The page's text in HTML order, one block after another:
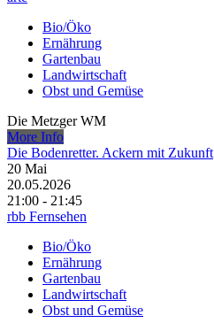
Bio/Öko
Ernährung
Gartenbau
Landwirtschaft
Obst und Gemüse
Die Metzger WM
More Info
Die Bodenretter. Ackern mit Zukunft
20 Mai
20.05.2026
21:00 - 21:45
rbb Fernsehen
Bio/Öko
Ernährung
Gartenbau
Landwirtschaft
Obst und Gemüse